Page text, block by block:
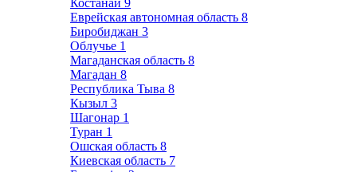
Костанай 9
Еврейская автономная область 8
Биробиджан 3
Облучье 1
Магаданская область 8
Магадан 8
Республика Тыва 8
Кызыл 3
Шагонар 1
Туран 1
Ошская область 8
Киевская область 7